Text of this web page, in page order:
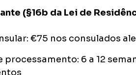
(§16b da Lei de
€75 nos consulados
processamento: 6 a 12